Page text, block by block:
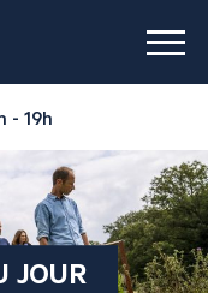
- 19h
JOUR